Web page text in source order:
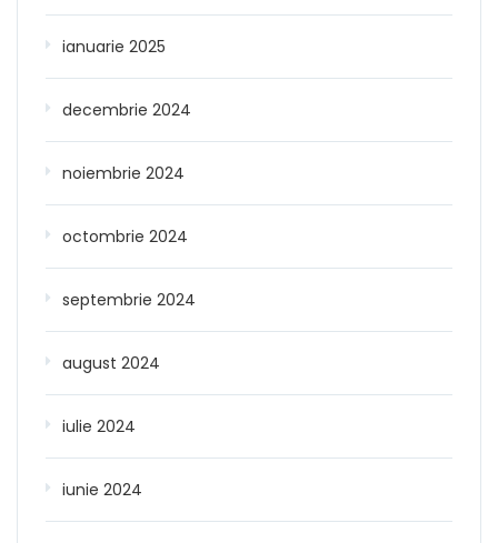
ianuarie 2025
decembrie 2024
noiembrie 2024
octombrie 2024
septembrie 2024
august 2024
iulie 2024
iunie 2024